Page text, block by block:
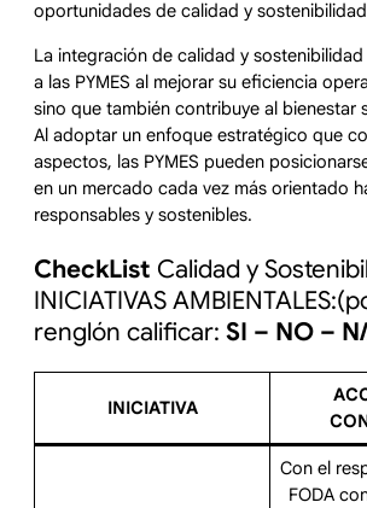
oportunidades de calidad y
La integración de calidad y
a las PYMES al mejorar su eficiencia
sino que también contribuye al bienestar
Al adoptar un enfoque estratégico que
aspectos, las PYMES pueden
en un mercado cada vez más orientado
responsables y sostenibles.
CheckList Calidad y
INICIATIVAS
renglón calificar: SI – NO –
INICIATIVA
Con el
FODA